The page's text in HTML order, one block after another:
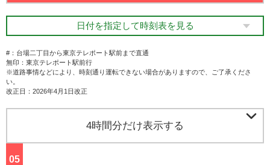
日付を指定して時刻表を見る
#：台場二丁目から東京テレポート駅前まで直通
無印：東京テレポート駅前行
※道路事情などにより、時刻通り運転できない場合がありますので、ご了承くださ
い。
改正日：2026年4月1日改正
4時間分だけ表示する 
05